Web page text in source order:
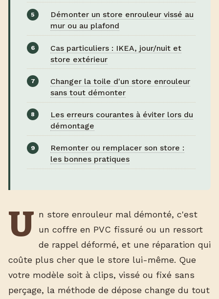
Démonter un store enrouleur vissé au
mur ou au plafond
Cas particuliers : IKEA, jour/nuit et
store extérieur
Changer la toile d'un store enrouleur
sans tout démonter
Les erreurs courantes à éviter lors du
démontage
Remonter ou remplacer son store :
les bonnes pratiques
U n store enrouleur mal démonté, c'est
un coffre en PVC fissuré ou un ressort
de rappel déformé, et une réparation qui
coûte plus cher que le store lui-même. Que
votre modèle soit à clips, vissé ou fixé sans
perçage, la méthode de dépose change du tout